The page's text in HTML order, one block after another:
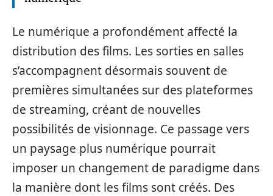
Le numérique a profondément affecté la
distribution des films. Les sorties en salles
s’accompagnent désormais souvent de
premières simultanées sur des plateformes
de streaming, créant de nouvelles
possibilités de visionnage. Ce passage vers
un paysage plus numérique pourrait
imposer un changement de paradigme dans
la manière dont les films sont créés. Des